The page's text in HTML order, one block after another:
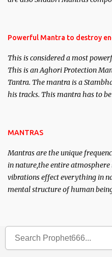
requirements to lead a
Powerful Mantra to destroy
This is considered a most
This is an Aghori Protection
Tantra. The mantra is a
his tracks. This mantra has to
MANTRAS
Mantras are the unique
in nature,the entire
vibrations effect everything in
mental structure of human